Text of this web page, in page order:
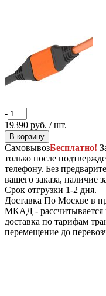
-
+
19390 руб. / шт.
В корзину
СамовывозБесплатно!
только после
телефону. Без
вашего заказа, наличие
Срок отгрузки 1-2 дня.
Доставка По Москве в
МКАД - рассчитывается
доставка по тарифам
перемещение до